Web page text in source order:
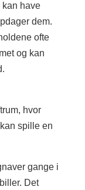
kan have
dem.
ofte
og kan
hvor
spille en
gange i
Det